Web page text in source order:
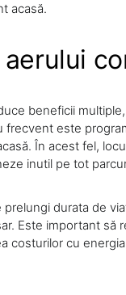
acasă.
beneficii
este
În acest fel,
inutil pe tot
durata de
Este important să
costurilor cu